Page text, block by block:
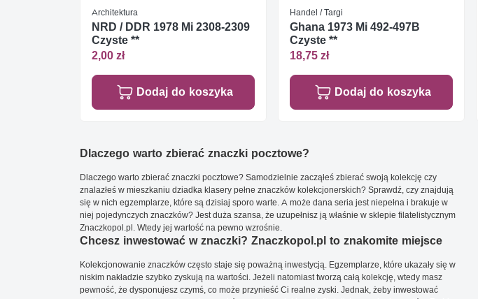
Architektura
NRD / DDR 1978 Mi 2308-2309
Czyste **
2,00 zł
Dodaj do koszyka
Handel / Targi
Ghana 1973 Mi 492-497B
Czyste **
18,75 zł
Dodaj do koszyka
Dlaczego warto zbierać znaczki pocztowe?
Dlaczego warto zbierać znaczki pocztowe? Samodzielnie zacząłeś zbierać swoją kolekcję czy
znalazłeś w mieszkaniu dziadka klasery pełne znaczków kolekcjonerskich? Sprawdź, czy znajdują
się w nich egzemplarze, które są dzisiaj sporo warte. A może dana seria jest niepełna i brakuje w
niej pojedynczych znaczków? Jest duża szansa, że uzupełnisz ją właśnie w sklepie filatelistycznym
Znaczkopol.pl. Wtedy jej wartość na pewno wzrośnie.
Chcesz inwestować w znaczki? Znaczkopol.pl to znakomite miejsce
Kolekcjonowanie znaczków często staje się poważną inwestycją. Egzemplarze, które ukazały się w
niskim nakładzie szybko zyskują na wartości. Jeżeli natomiast tworzą całą kolekcję, wtedy masz
pewność, że dysponujesz czymś, co może przynieść Ci realne zyski. Jednak, żeby inwestować